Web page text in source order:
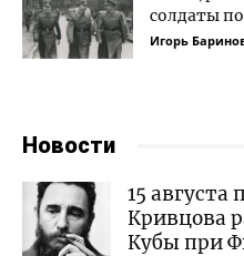
солдаты
Игорь
Новости
15 августа
Кривцова
Кубы при